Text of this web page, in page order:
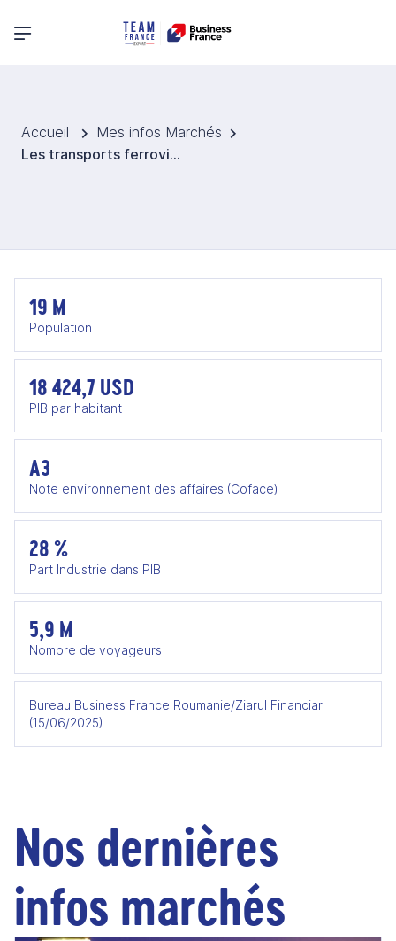
Menu principal
Accueil
Mes infos Marchés
Les transports ferroviaires et urbains en Roumanie
19 M
Population
18 424,7 USD
PIB par habitant
A3
Note environnement des affaires (Coface)
28 %
Part Industrie dans PIB
5,9 M
Nombre de voyageurs
Bureau Business France Roumanie/Ziarul Financiar
(15/06/2025)
Nos dernières
infos marchés